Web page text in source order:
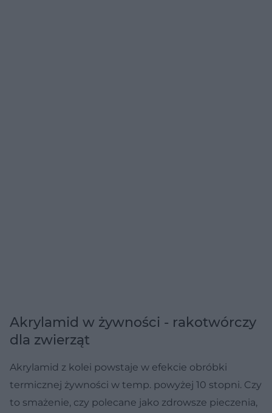
Akrylamid w żywności - rakotwórczy
dla zwierząt
Akrylamid z kolei powstaje w efekcie obróbki
termicznej żywności w temp. powyżej 10 stopni. Czy
to smażenie, czy polecane jako zdrowsze pieczenia,